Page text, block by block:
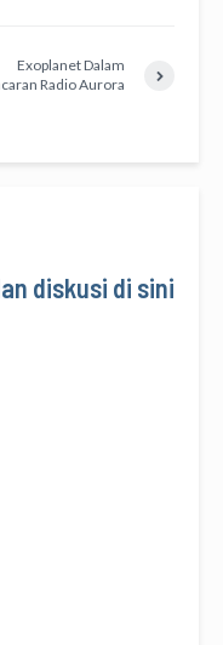
Exoplanet Dalam
Radio Aurora
diskusi di sini